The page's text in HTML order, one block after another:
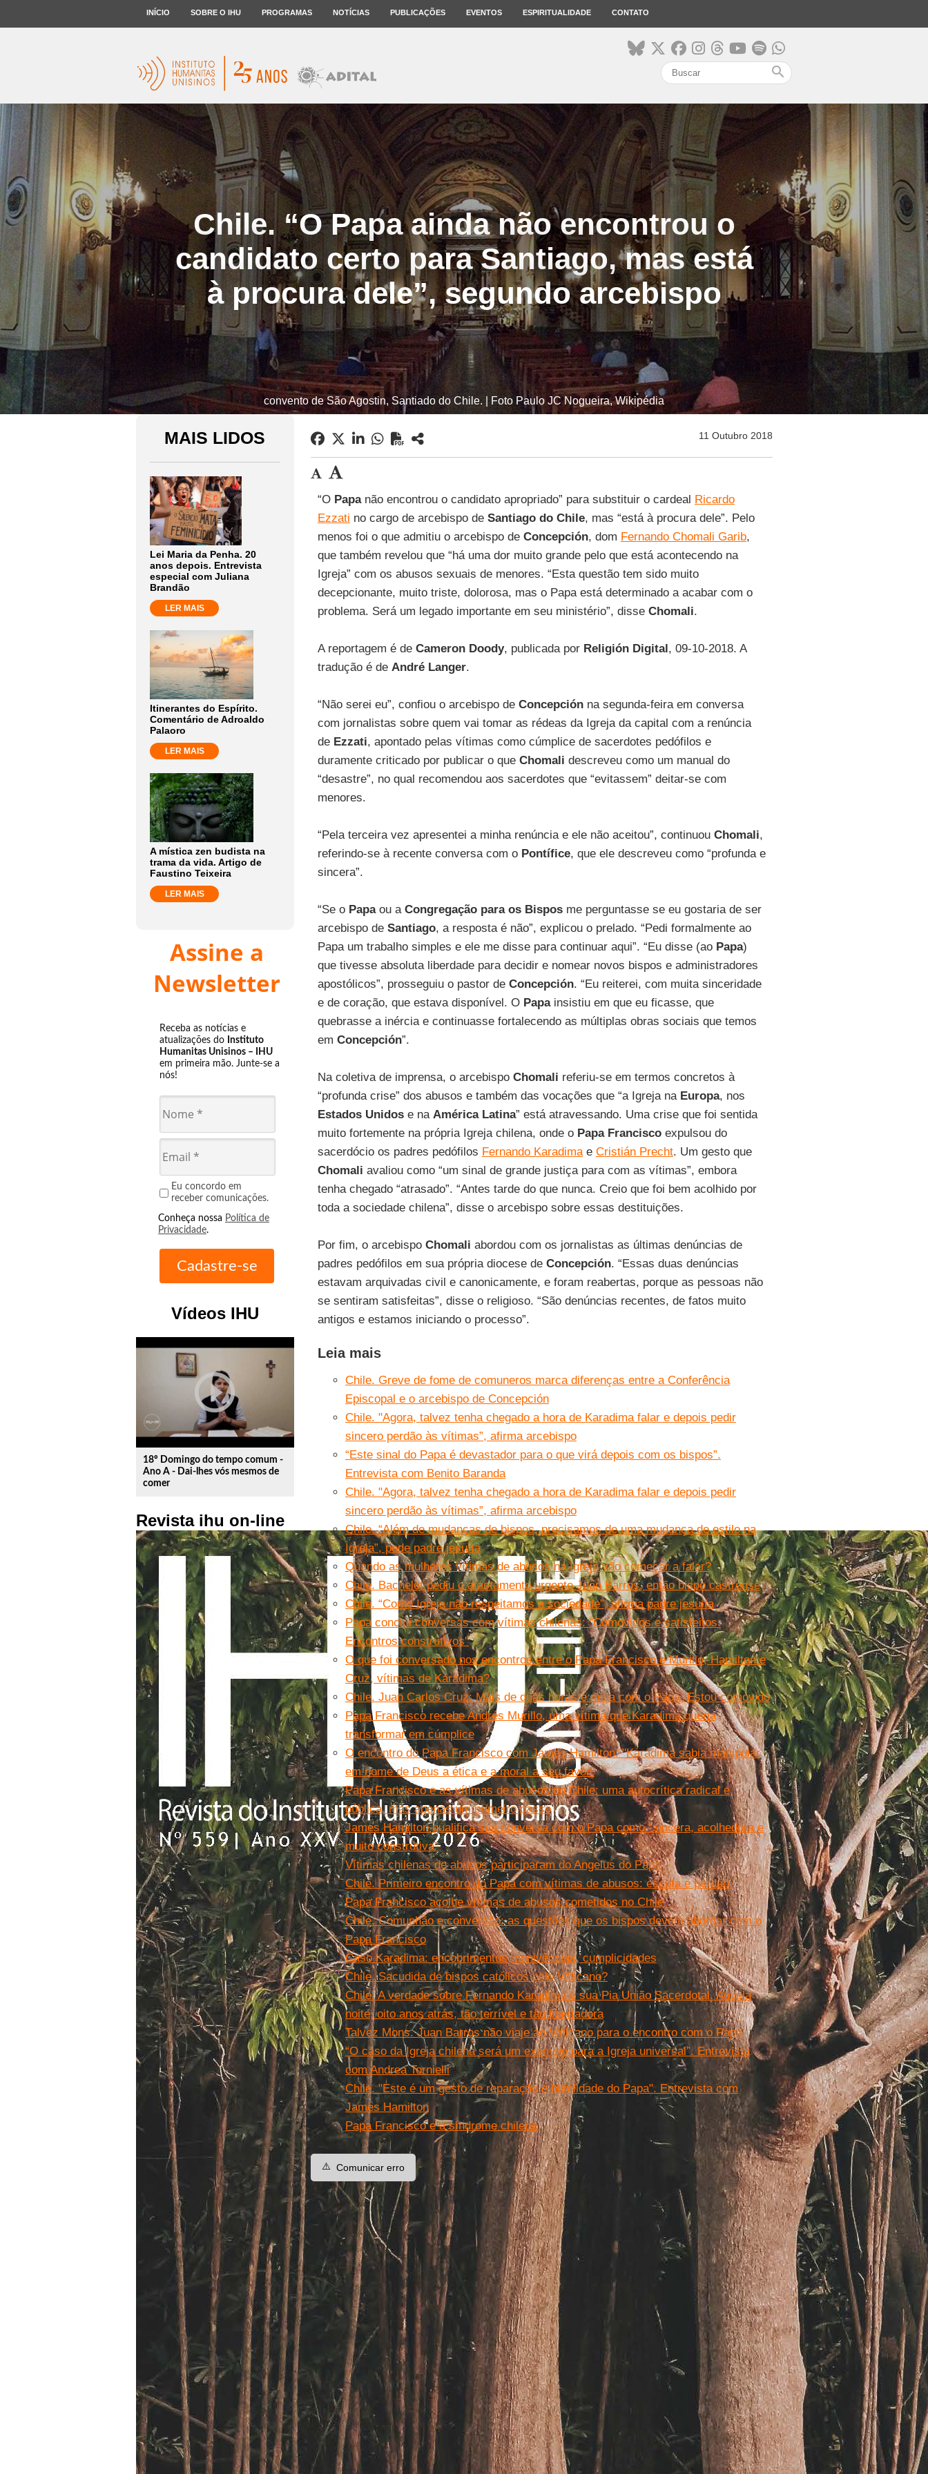
INÍCIO SOBRE O IHU PROGRAMAS NOTÍCIAS PUBLICAÇÕES EVENTOS ESPIRITUALIDADE CONTATO
search
Chile. “O Papa ainda não encontrou o
candidato certo para Santiago, mas está
à procura dele”, segundo arcebispo
convento de São Agostin, Santiado do Chile. | Foto Paulo JC Nogueira, Wikipédia
MAIS LIDOS
Lei Maria da Penha. 20
anos depois. Entrevista
especial com Juliana
Brandão
LER MAIS
Itinerantes do Espírito.
Comentário de Adroaldo
Palaoro
LER MAIS
A mística zen budista na
trama da vida. Artigo de
Faustino Teixeira
LER MAIS
Assine a
Newsletter
Receba as notícias e
atualizações do Instituto
Humanitas Unisinos – IHU
em primeira mão. Junte-se a
nós!
Eu concordo em
receber comunicações.
Conheça nossa Política de
Privacidade.
Vídeos IHU
play_circle_outline
18º Domingo do tempo comum -
Ano A - Dai-lhes vós mesmos de
comer
Revista ihu on-line
11 Outubro 2018
“O Papanão encontrou o candidato apropriado” para substituir o cardeal Ricardo
Ezzati no cargo de arcebispo de Santiago do Chile, mas “está à procura dele”. Pelo
menos foi o que admitiu o arcebispo de Concepción, dom Fernando Chomali Garib,
que também revelou que “há uma dor muito grande pelo que está acontecendo na
Igreja” com os abusos sexuais de menores. “Esta questão tem sido muito
decepcionante, muito triste, dolorosa, mas o Papa está determinado a acabar com o
problema. Será um legado importante em seu ministério”, disse Chomali.
A reportagem é de Cameron Doody, publicada por Religión Digital, 09-10-2018. A
tradução é de André Langer.
“Não serei eu”, confiou o arcebispo de Concepciónna segunda-feira em conversa
com jornalistas sobre quem vai tomar as rédeas da Igreja da capital com a renúncia
de Ezzati, apontado pelas vítimas como cúmplice de sacerdotes pedófilos e
duramente criticado por publicar o que Chomali descreveu como um manual do
“desastre”, no qual recomendou aos sacerdotes que “evitassem” deitar-se com
menores.
“Pela terceira vez apresentei a minha renúncia e ele não aceitou”, continuou Chomali,
referindo-se à recente conversa com o Pontífice, que ele descreveu como “profunda e
sincera”.
“Se o Papaou a Congregação para os Bispos me perguntasse se eu gostaria de ser
arcebispo de Santiago, a resposta é não”, explicou o prelado. “Pedi formalmente ao
Papa um trabalho simples e ele me disse para continuar aqui”. “Eu disse (ao Papa)
que tivesse absoluta liberdade para decidir e nomear novos bispos e administradores
apostólicos”, prosseguiu o pastor de Concepción. “Eu reiterei, com muita sinceridade
e de coração, que estava disponível. O Papainsistiu em que eu ficasse, que
quebrasse a inércia e continuasse fortalecendo as múltiplas obras sociais que temos
em Concepción”.
Na coletiva de imprensa, o arcebispo Chomali referiu-se em termos concretos à
“profunda crise” dos abusos e também das vocações que “a Igreja na Europa, nos
Estados Unidose na América Latina” está atravessando. Uma crise que foi sentida
muito fortemente na própria Igreja chilena, onde o Papa Franciscoexpulsou do
sacerdócio os padres pedófilos Fernando Karadimae Cristián Precht. Um gesto que
Chomali avaliou como “um sinal de grande justiça para com as vítimas”, embora
tenha chegado “atrasado”. “Antes tarde do que nunca. Creio que foi bem acolhido por
toda a sociedade chilena”, disse o arcebispo sobre essas destituições.
Por fim, o arcebispo Chomali abordou com os jornalistas as últimas denúncias de
padres pedófilos em sua própria diocese de Concepción. “Essas duas denúncias
estavam arquivadas civil e canonicamente, e foram reabertas, porque as pessoas não
se sentiram satisfeitas”, disse o religioso. “São denúncias recentes, de fatos muito
antigos e estamos iniciando o processo”.
Leia mais
Chile. Greve de fome de comuneros marca diferenças entre a Conferência
Episcopal e o arcebispo de Concepción
Chile. "Agora, talvez tenha chegado a hora de Karadima falar e depois pedir
sincero perdão às vítimas”, afirma arcebispo
“Este sinal do Papa é devastador para o que virá depois com os bispos”.
Entrevista com Benito Baranda
Chile. "Agora, talvez tenha chegado a hora de Karadima falar e depois pedir
sincero perdão às vítimas”, afirma arcebispo
Chile. “Além de mudanças de bispos, precisamos de uma mudança de estilo na
Igreja”, pede padre jesuíta
Quando as mulheres vítimas de abusos na Igreja vão começar a falar?
Chile. Bachelet pediu o afastamento urgente Juan Barros, então bispo castrense
Chile. “Como Igreja não respeitamos a sociedade”, afirma padre jesuíta
Papa conclui conversas com vítimas chilenas: ''Comovidos e satisfeitos.
Encontros construtivos''
O que foi conversado nos encontros entre o Papa Francisco e Murillo, Hamilton e
Cruz, vítimas de Karadima?
Chile. Juan Carlos Cruz: Mais de duas horas e meia com o Papa. Estou comovido
Papa Francisco recebe Andrés Murillo, uma vítima que Karadima queria
transformar em cúmplice
O encontro do Papa Francisco com James Hamilton. "Karadima sabia manipular
em nome de Deus a ética e a moral a seu favor"
Papa Francisco e as vítimas de abusos no Chile: uma autocrítica radical e
pública, mas apenas um primeiro passo
James Hamilton qualifica sua conversa com o Papa como “sincera, acolhedora e
muito construtiva”
Vítimas chilenas de abusos participaram do Angelus do Papa
Chile. Primeiro encontro do Papa com vítimas de abusos: escuta e perdão
Papa Francisco acolhe vítimas de abusos cometidos no Chile
Chile. Comunhão e conversão: as questões que os bispos devem abordar com o
Papa Francisco
Caso Karadima: encobrimentos, conivências, cumplicidades
Chile. Sacudida de bispos católicos pelo Vaticano?
Chile. A verdade sobre Fernando Karadima e sua Pia União Sacerdotal. Aquela
noite, oito anos atrás, tão terrível e tão libertadora
Talvez Mons. Juan Barros não viaje ao Vaticano para o encontro com o Papa
“O caso da Igreja chilena será um exemplo para a Igreja universal”. Entrevista
com Andrea Tornielli
Chile. "Este é um gesto de reparação e humildade do Papa". Entrevista com
James Hamilton
Papa Francisco e a síndrome chilena
⚠️ Comunicar erro